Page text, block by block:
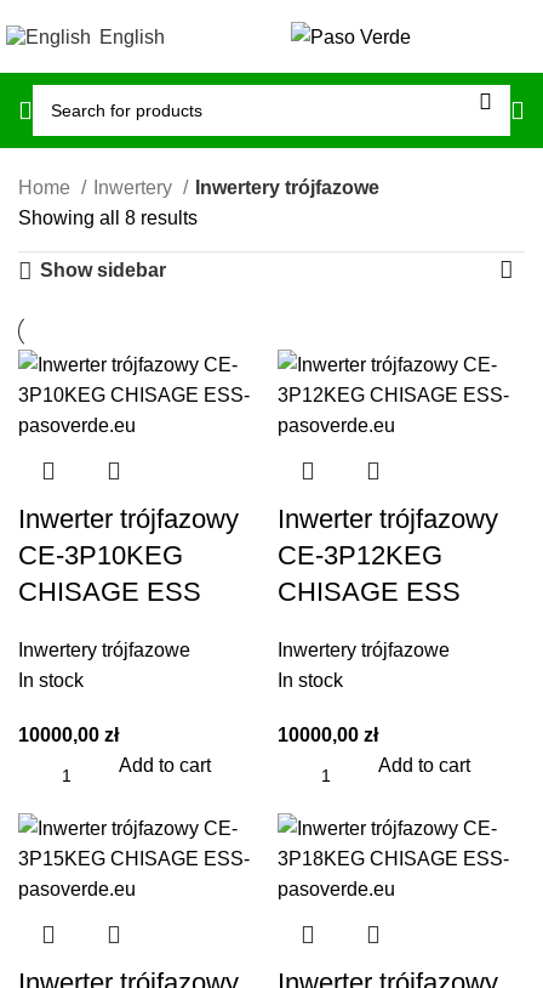
English
Home Inwertery
Inwertery trójfazowe
Showing all 8 results
Show sidebar
Inwerter trójfazowy
CE-3P10KEG
CHISAGE ESS
Inwertery trójfazowe
In stock
10000,00 zł
Add to cart
Inwerter trójfazowy
CE-3P12KEG
CHISAGE ESS
Inwertery trójfazowe
In stock
10000,00 zł
Add to cart